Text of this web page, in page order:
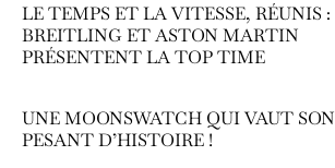
LE TEMPS ET LA VITESSE, RÉUNIS :
BREITLING ET ASTON MARTIN
PRÉSENTENT LA TOP TIME
UNE MOONSWATCH QUI VAUT SON
PESANT D’HISTOIRE !